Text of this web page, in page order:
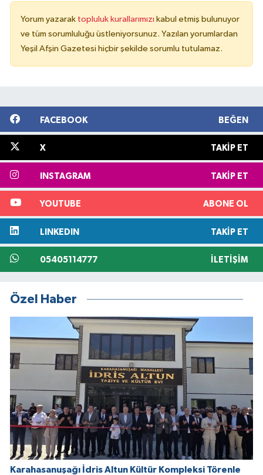
Yorum yazarak topluluk kurallarımızı kabul etmiş bulunuyor
ve tüm sorumluluğu üstleniyorsunuz. Yazılan yorumlardan
Yeşil Afşin Gazetesi hiçbir şekilde sorumlu tutulamaz.
FACEBOOK BEĞEN
X TAKIP ET
INSTAGRAM TAKIP ET
YOUTUBE ABONE OL
LINKEDIN TAKIP ET
05405114777 İLETIŞIM
Özel Haber
Karahasanuşağı İdris Altun Kültür Kompleksi Törenle